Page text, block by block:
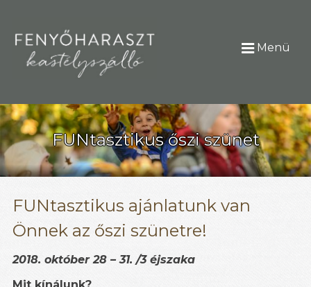
Menü
FUNtasztikus őszi szünet
FUNtasztikus ajánlatunk van
Önnek az őszi szünetre!
2018. október 28 – 31. /3 éjszaka
Mit kínálunk?